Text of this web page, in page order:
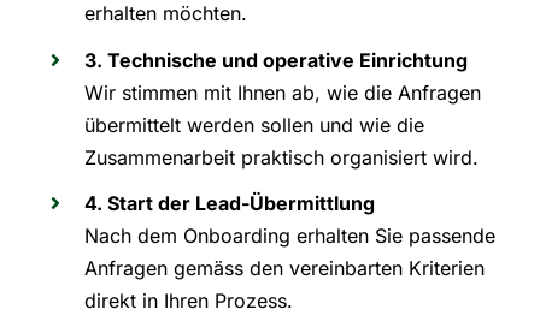
erhalten möchten.
3. Technische und operative Einrichtung
Wir stimmen mit Ihnen ab, wie die Anfragen
übermittelt werden sollen und wie die
Zusammenarbeit praktisch organisiert wird.
4. Start der Lead-Übermittlung
Nach dem Onboarding erhalten Sie passende
Anfragen gemäss den vereinbarten Kriterien
direkt in Ihren Prozess.